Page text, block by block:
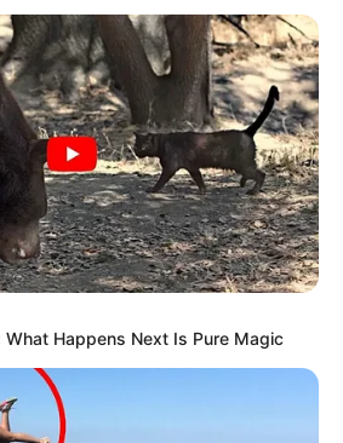
What Happens Next Is Pure Magic